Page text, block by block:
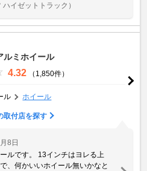
ハイゼットトラック）
ルミホイール
4.32 （1,850件）
ル ホイール
取付店を探す
8日
ルです。 13インチはヨレる上
、何かいいホイール無いかなと